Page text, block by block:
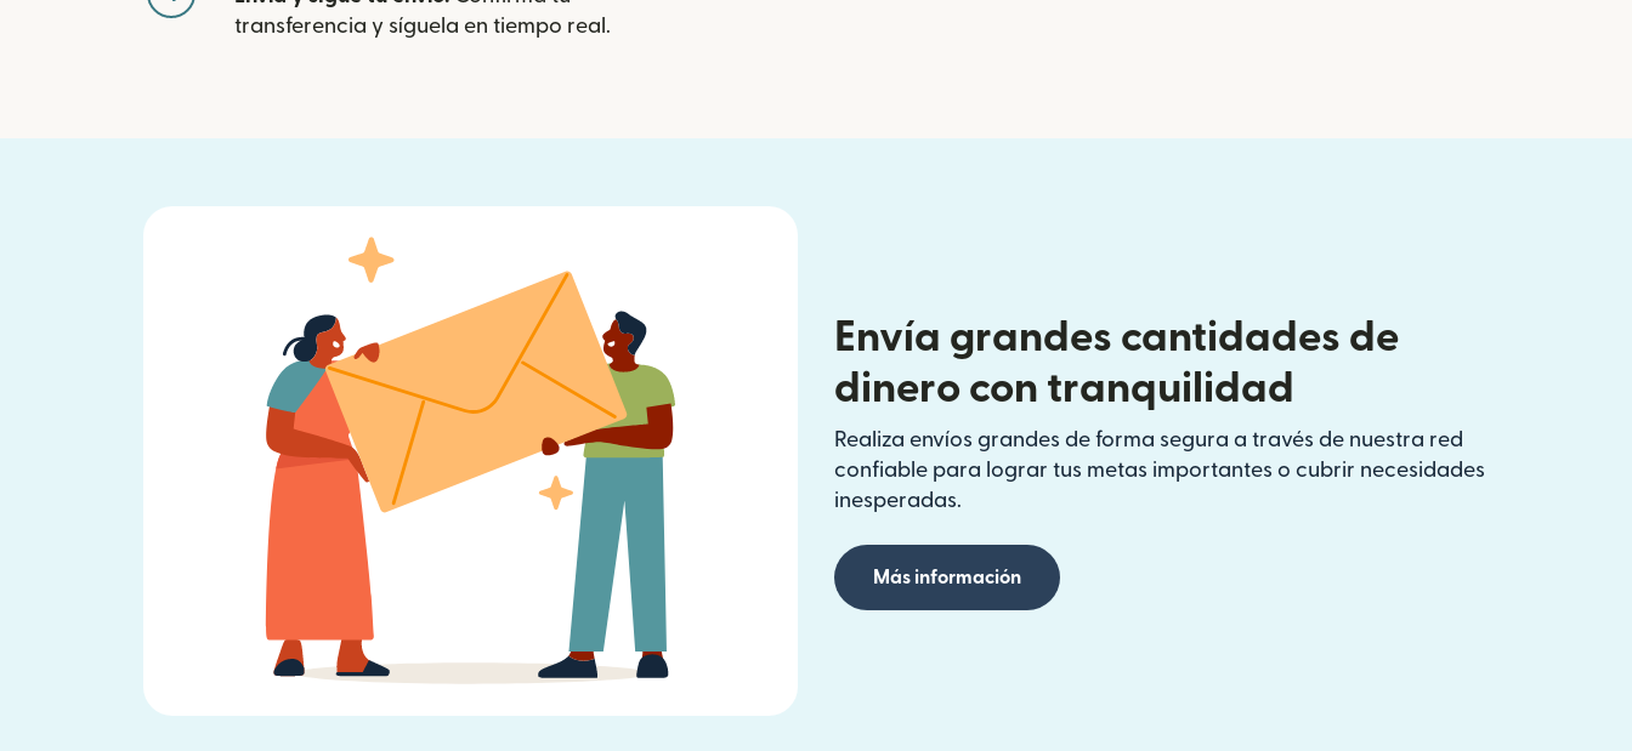
transferencia y síguela en tiempo real.
Envía grandes cantidades de
dinero con tranquilidad
Realiza envíos grandes de forma segura a través de nuestra red
confiable para lograr tus metas importantes o cubrir necesidades
inesperadas.
Más información